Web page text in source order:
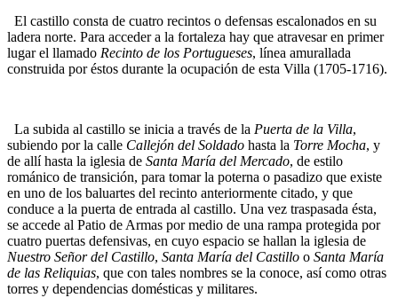
El castillo consta de cuatro recintos o defensas escalonados en su
ladera norte. Para acceder a la fortaleza hay que atravesar en primer
lugar el llamado Recinto de los Portugueses, línea amurallada
construida por éstos durante la ocupación de esta Villa (1705-1716).
La subida al castillo se inicia a través de la Puerta de la Villa,
subiendo por la calle Callejón del Soldado hasta la Torre Mocha, y
de allí hasta la iglesia de Santa María del Mercado, de estilo
románico de transición, para tomar la poterna o pasadizo que existe
en uno de los baluartes del recinto anteriormente citado, y que
conduce a la puerta de entrada al castillo. Una vez traspasada ésta,
se accede al Patio de Armas por medio de una rampa protegida por
cuatro puertas defensivas, en cuyo espacio se hallan la iglesia de
Nuestro Señor del Castillo, Santa María del Castillo o Santa María
de las Reliquias, que con tales nombres se la conoce, así como otras
torres y dependencias domésticas y militares.